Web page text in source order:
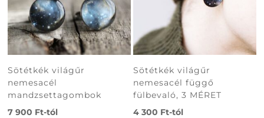
Sötétkék világűr
nemesacél
mandzsettagombok
7 900 Ft-tól
Sötétkék világűr
nemesacél függő
fülbevaló, 3 MÉRET
4 300 Ft-tól